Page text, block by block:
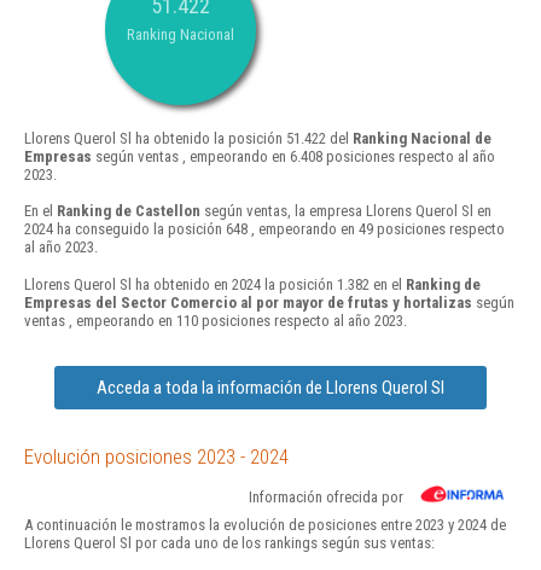
51.422
Ranking Nacional
Llorens Querol Sl ha obtenido la posición 51.422 del Ranking Nacional de
Empresas según ventas , empeorando en 6.408 posiciones respecto al año
2023.
En el Ranking de Castellon según ventas, la empresa Llorens Querol Sl en
2024 ha conseguido la posición 648 , empeorando en 49 posiciones respecto
al año 2023.
Llorens Querol Sl ha obtenido en 2024 la posición 1.382 en el Ranking de
Empresas del Sector Comercio al por mayor de frutas y hortalizas según
ventas , empeorando en 110 posiciones respecto al año 2023.
Acceda a toda la información de Llorens Querol Sl
Evolución posiciones 2023 - 2024
Información ofrecida por
A continuación le mostramos la evolución de posiciones entre 2023 y 2024 de
Llorens Querol Sl por cada uno de los rankings según sus ventas: